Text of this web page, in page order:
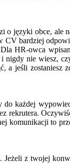
o języki obce, ale
CV bardziej
HR-owca
nigdy nie wiesz,
jeśli zostaniesz
każdej
rekrutera.
komunikacji to
z twojej